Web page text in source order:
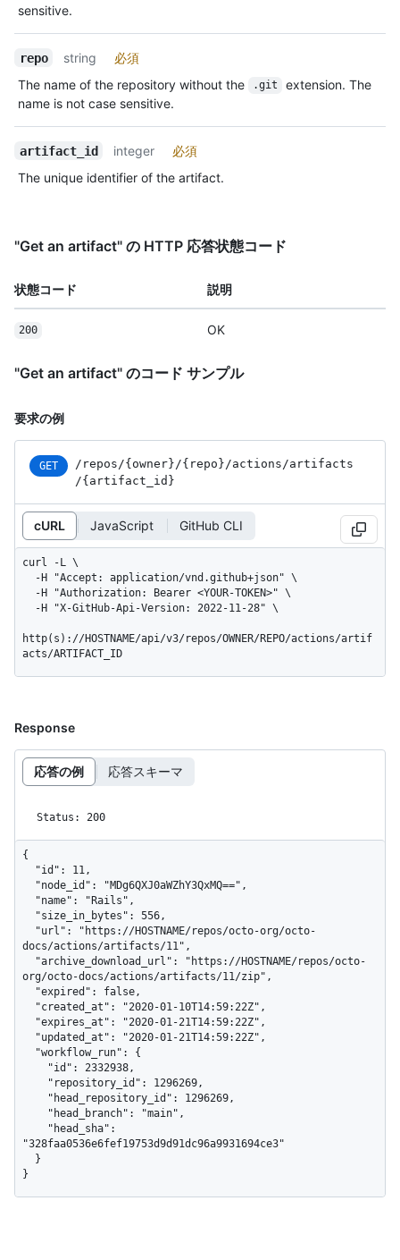
sensitive.
repo string
必須
The name of the repository without the
.git
extension. The
name is not case sensitive.
artifact_id integer
必須
The unique identifier of the artifact.
"Get an artifact" の HTTP 応答状態コード
状態コード 説明
200 OK
"Get an artifact" のコード サンプル
要求の例
GET /repos /{owner} /{repo} /actions /artifacts
/{artifact_ id}
cURL JavaScript GitHub CLI
curl -L \
http(s)://HOSTNAME/api/v3/repos/OWNER/REPO/actions/artif
acts/ARTIFACT_ID
Response
応答の例 応答スキーマ
Status: 200
{
docs/actions/artifacts/11",
org/octo-docs/actions/artifacts/11/zip",
"328faa0536e6fef19753d9d91dc96a9931694ce3"
}